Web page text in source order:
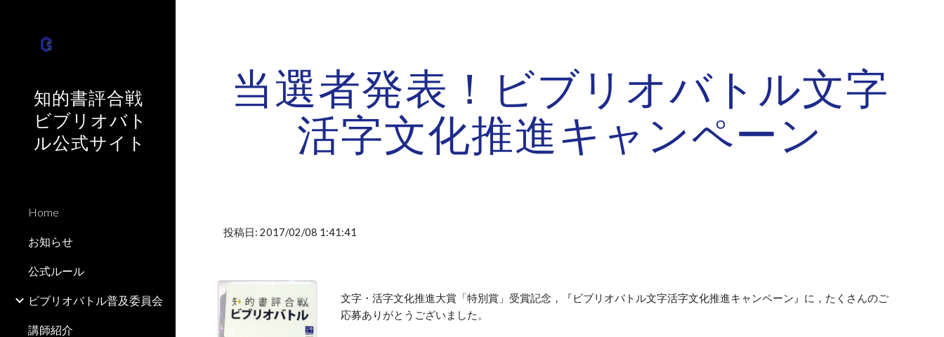
知的書評合戦
ビブリオバト
ル公式サイト
Home
お知らせ
公式ルール
ビブリオバトル普及委員会
講師紹介
当選者発表！ビブリオバトル文字
活字文化推進キャンペーン
投稿日: 2017/02/08 1:41:41
文字・活字文化推進大賞「特別賞」受賞記念，『ビブリオバトル文字活字文化推進キャンペーン』に，たくさんのご
応募ありがとうございました。